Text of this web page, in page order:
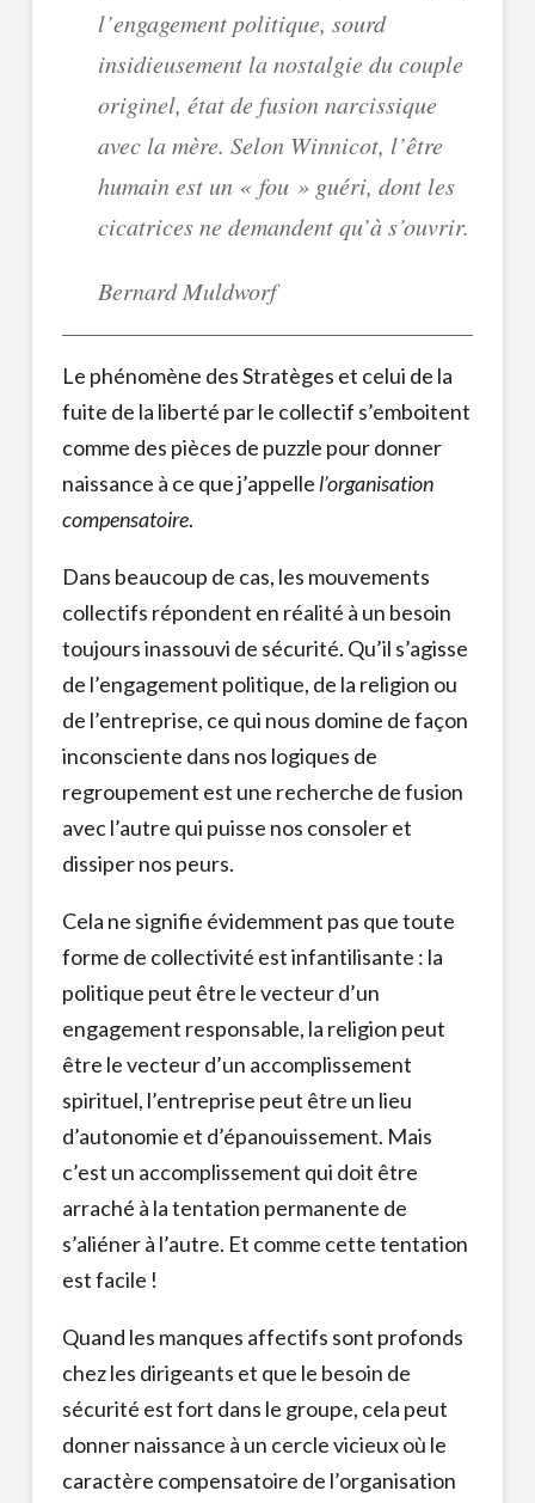
l’engagement politique, sourd
insidieusement la nostalgie ducouple
originel, état de fusion narcissique
avec la mère. Selon Winnicot, l’être
humain est un « fou » guéri, dont les
cicatrices ne demandent qu’à s’ouvrir.
Bernard Muldworf
Le phénomène des Stratèges et celui de la
fuite de la liberté par le collectif s’emboitent
comme des pièces de puzzle pour donner
naissance à ce que j’appellel’organisation
compensatoire.
Dans beaucoup de cas, les mouvements
collectifs répondent en réalité à un besoin
toujours inassouvi de sécurité. Qu’il s’agisse
de l’engagement politique, de la religion ou
de l’entreprise, ce qui nous domine de façon
inconsciente dans nos logiques de
regroupement est une recherche de fusion
avec l’autre qui puisse nos consoler et
dissiper nos peurs.
Cela ne signifie évidemment pas que toute
forme de collectivité est infantilisante : la
politique peut être le vecteur d’un
engagement responsable, la religion peut
être le vecteur d’un accomplissement
spirituel, l’entreprise peut être un lieu
d’autonomie et d’épanouissement. Mais
c’est un accomplissement qui doit être
arraché à la tentation permanente de
s’aliéner à l’autre. Et comme cette tentation
est facile !
Quand les manques affectifs sont profonds
chez les dirigeants et que le besoin de
sécurité est fort dans le groupe, cela peut
donner naissance à un cercle vicieux où le
caractère compensatoire de l’organisation